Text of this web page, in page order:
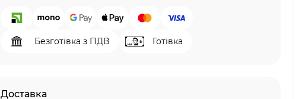
Безготівка з ПДВ Готівка
Доставка